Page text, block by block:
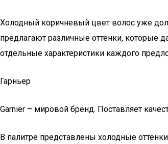
Холодный коричневый цвет волос уже
предлагают различные оттенки, которые
отдельные характеристики каждого
Гарньер
Garnier – мировой бренд. Поставляет
В палитре представлены холодные